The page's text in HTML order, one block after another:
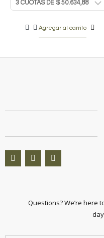
Agregar al carrito
Questions? We’re here